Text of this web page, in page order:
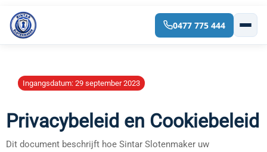
Spring
inhoud
0477 775 444
Ingangsdatum: 29 september 2023
Privacybeleid en Cookiebeleid
Dit document beschrijft hoe Sintar Slotenmaker uw